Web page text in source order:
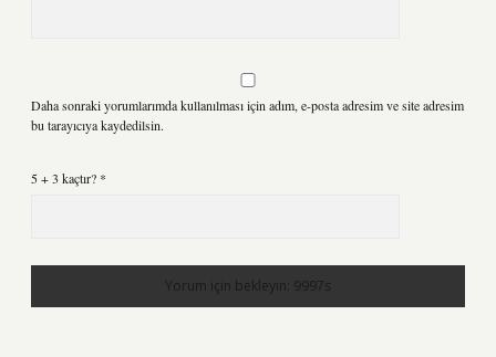
Daha sonraki yorumlarımda kullanılması için adım, e-posta adresim ve site adresim
bu tarayıcıya kaydedilsin.
5 + 3 kaçtır? *